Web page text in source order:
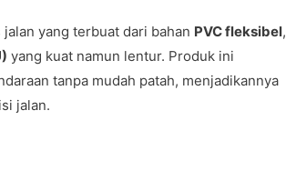
yang terbuat dari bahan PVC fleksibel,
yang kuat namun lentur. Produk ini
tanpa mudah patah, menjadikannya
jalan.